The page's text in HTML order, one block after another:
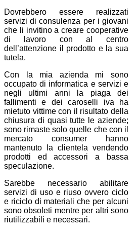
Dovrebbero essere realizzati
servizi di consulenza per i giovani
che li invitino a creare cooperative
di lavoro con al centro
dell’attenzione il prodotto e la sua
tutela.
Con la mia azienda mi sono
occupato di informatica e servizi e
negli ultimi anni la piaga dei
fallimenti e dei caroselli iva ha
mietuto vittime con il risultato della
chiusura di quasi tutte le aziende;
sono rimaste solo quelle che con il
mercato consumer hanno
mantenuto la clientela vendendo
prodotti ed accessori a bassa
speculazione.
Sarebbe necessario abilitare
servizi di uso e riuso ovvero ciclo
e riciclo di materiali che per alcuni
sono obsoleti mentre per altri sono
riutilizzabili e necessari.